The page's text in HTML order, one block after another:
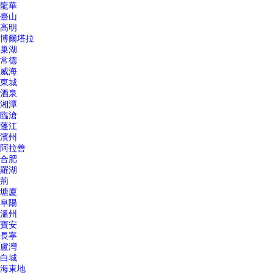
龍華
臺山
高明
博爾塔拉
巢湖
常德
威海
東城
酒泉
湘潭
臨滄
蓬江
濱州
阿拉善
合肥
羅湖
荊
塘廈
阜陽
溫州
寶安
長寧
盧灣
白城
海東地